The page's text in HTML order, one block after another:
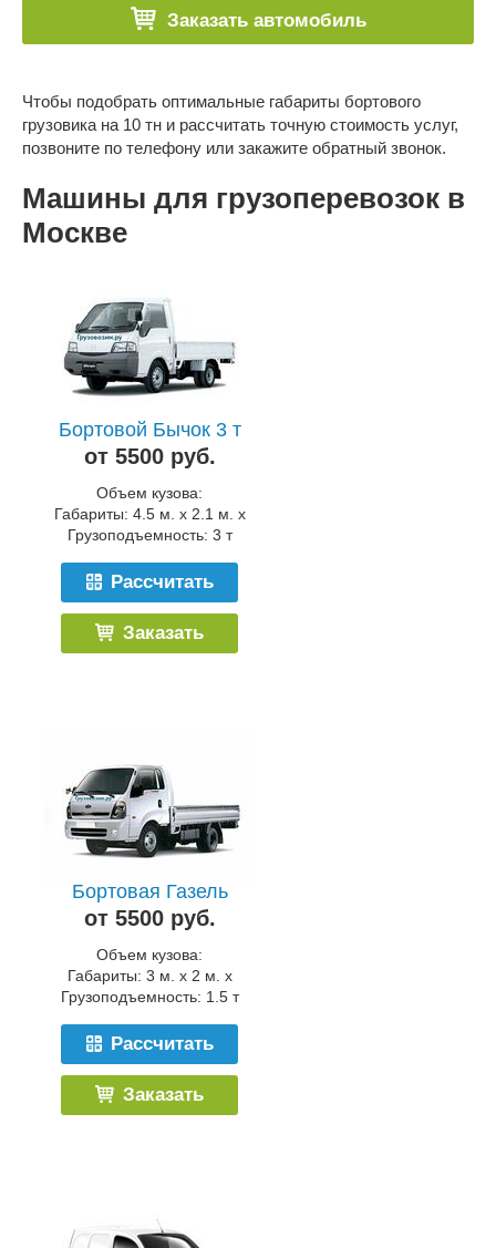
Заказать автомобиль
Чтобы подобрать оптимальные габариты бортового
грузовика на 10 тн и рассчитать точную стоимость услуг,
позвоните по телефону или закажите обратный звонок.
Машины для грузоперевозок в
Москве
Бортовой Бычок 3 т
от 5500 руб.
Объем кузова:
Габариты: 4.5 м. x 2.1 м. x
Грузоподъемность: 3 т
Рассчитать
Заказать
Бортовая Газель
от 5500 руб.
Объем кузова:
Габариты: 3 м. x 2 м. x
Грузоподъемность: 1.5 т
Рассчитать
Заказать